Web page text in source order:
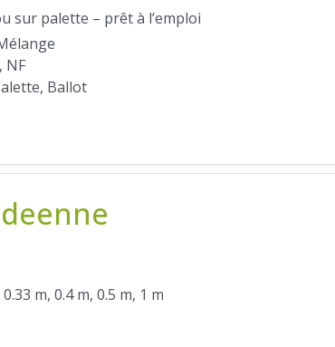
sur palette – prêt à l’emploi
NF
Ballot
m, 0.4 m, 0.5 m, 1 m